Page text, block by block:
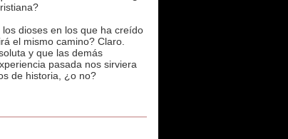
dioses en los que ha creído
el mismo camino? Claro.
y que las demás
pasada nos sirviera
de historia, ¿o no?